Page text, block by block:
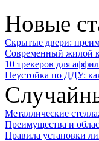
Новые
Скрытые двери:
Современный жилой
10 трекеров для
Неустойка по ДДУ:
Металлические
Преимущества и
Правила установки